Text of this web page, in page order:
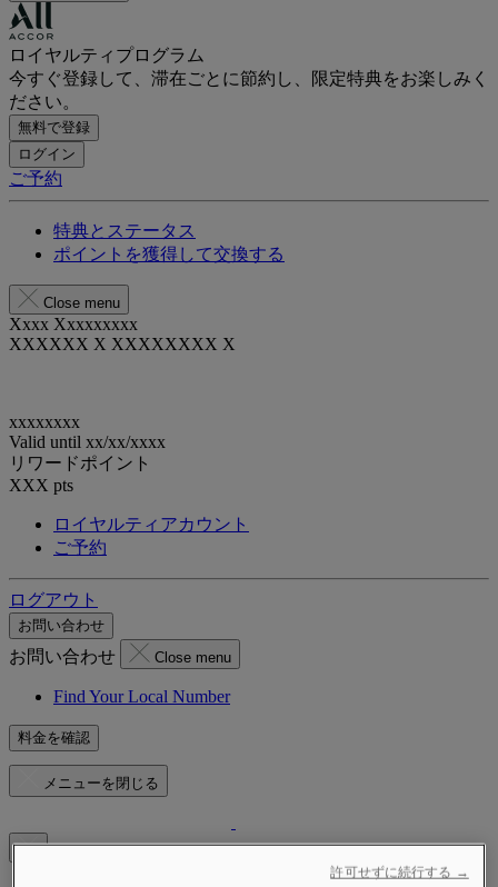
ロイヤルティプログラム
今すぐ登録して、滞在ごとに節約し、限定特典をお楽しみく
ださい。
無料で登録
ログイン
ご予約
特典とステータス
ポイントを獲得して交換する
Close menu
Xxxx Xxxxxxxxx
XXXXXX X XXXXXXXX X
xxxxxxxx
Valid until xx/xx/xxxx
リワードポイント
XXX pts
ロイヤルティアカウント
ご予約
ログアウト
お問い合わせ
お問い合わせ Close menu
Find Your Local Number
料金を確認
メニューを閉じる
許可せずに続行する →